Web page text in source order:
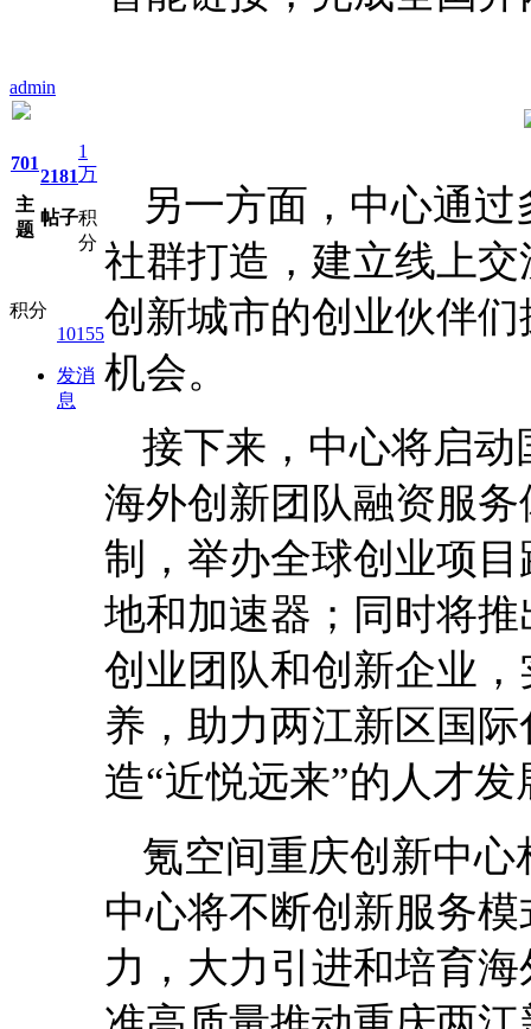
admin
701
主
题
2181
帖子
1
万
积
分
积分
10155
发消
息
另一方面，中心通
社群打造，建立线上
创新城市的创业伙伴
机会。
接下来，中心将启
海外创新团队融资服
制，举办全球创业项
地和加速器；同时将
创业团队和创新企业
养，助力两江新区国
造“近悦远来”的人才发
氪空间重庆创新中
中心将不断创新服务
力，大力引进和培育